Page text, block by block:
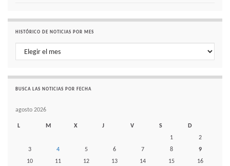
HISTÓRICO DE NOTICIAS POR MES
Histórico de noticias por mes
BUSCA LAS NOTICIAS POR FECHA
agosto 2026
L M X J V S
D
1
2
3
4 5 6 7 8
9
10
11 12 13 14 15
16